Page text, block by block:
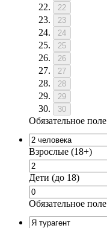
22
23
24
25
26
27
28
29
30
Обязательное поле
Взрослые (18+)
Дети (до 18)
Обязательное поле